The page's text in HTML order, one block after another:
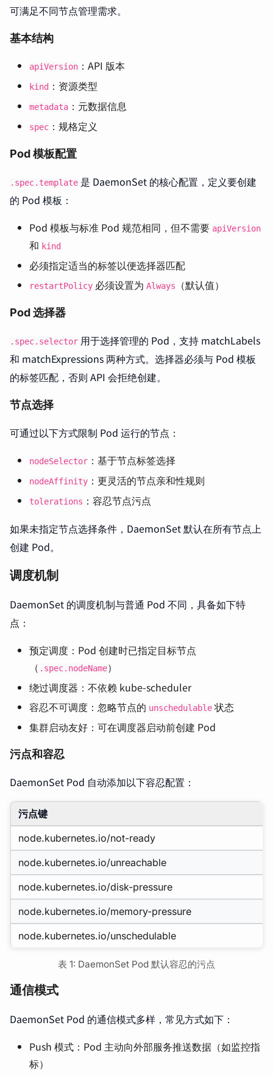
可满足不同节点管理需求。
基本结构
apiVersion ：API 版本
kind ：资源类型
metadata ：元数据信息
spec ：规格定义
Pod 模板配置
.spec.template 是 DaemonSet 的核心配置，定义要创建
的 Pod 模板：
Pod 模板与标准 Pod 规范相同，但不需要 apiVersion
和 kind
必须指定适当的标签以便选择器匹配
restartPolicy 必须设置为 Always （默认值）
Pod 选择器
.spec.selector 用于选择管理的 Pod，支持 matchLabels
和 matchExpressions 两种方式。选择器必须与 Pod 模板
的标签匹配，否则 API 会拒绝创建。
节点选择
可通过以下方式限制 Pod 运行的节点：
nodeSelector ：基于节点标签选择
nodeAffinity ：更灵活的节点亲和性规则
tolerations ：容忍节点污点
如果未指定节点选择条件，DaemonSet 默认在所有节点上
创建 Pod。
调度机制
DaemonSet 的调度机制与普通 Pod 不同，具备如下特
点：
预定调度：Pod 创建时已指定目标节点
（ .spec.nodeName）
绕过调度器：不依赖 kube-scheduler
容忍不可调度：忽略节点的 unschedulable 状态
集群启动友好：可在调度器启动前创建 Pod
污点和容忍
DaemonSet Pod 自动添加以下容忍配置：
污点键
node.kubernetes.io/not-ready
node.kubernetes.io/unreachable
node.kubernetes.io/disk-pressure
node.kubernetes.io/memory-pressure
node.kubernetes.io/unschedulable
表 1: DaemonSet Pod 默认容忍的污点
通信模式
DaemonSet Pod 的通信模式多样，常见方式如下：
Push 模式：Pod 主动向外部服务推送数据（如监控指
标）